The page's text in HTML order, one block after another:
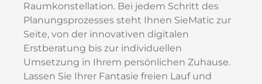
Raumkonstellation. Bei jedem Schritt des
Planungsprozesses steht Ihnen SieMatic zur
Seite, von der innovativen digitalen
Erstberatung bis zur individuellen
Umsetzung in Ihrem persönlichen Zuhause.
Lassen Sie Ihrer Fantasie freien Lauf und